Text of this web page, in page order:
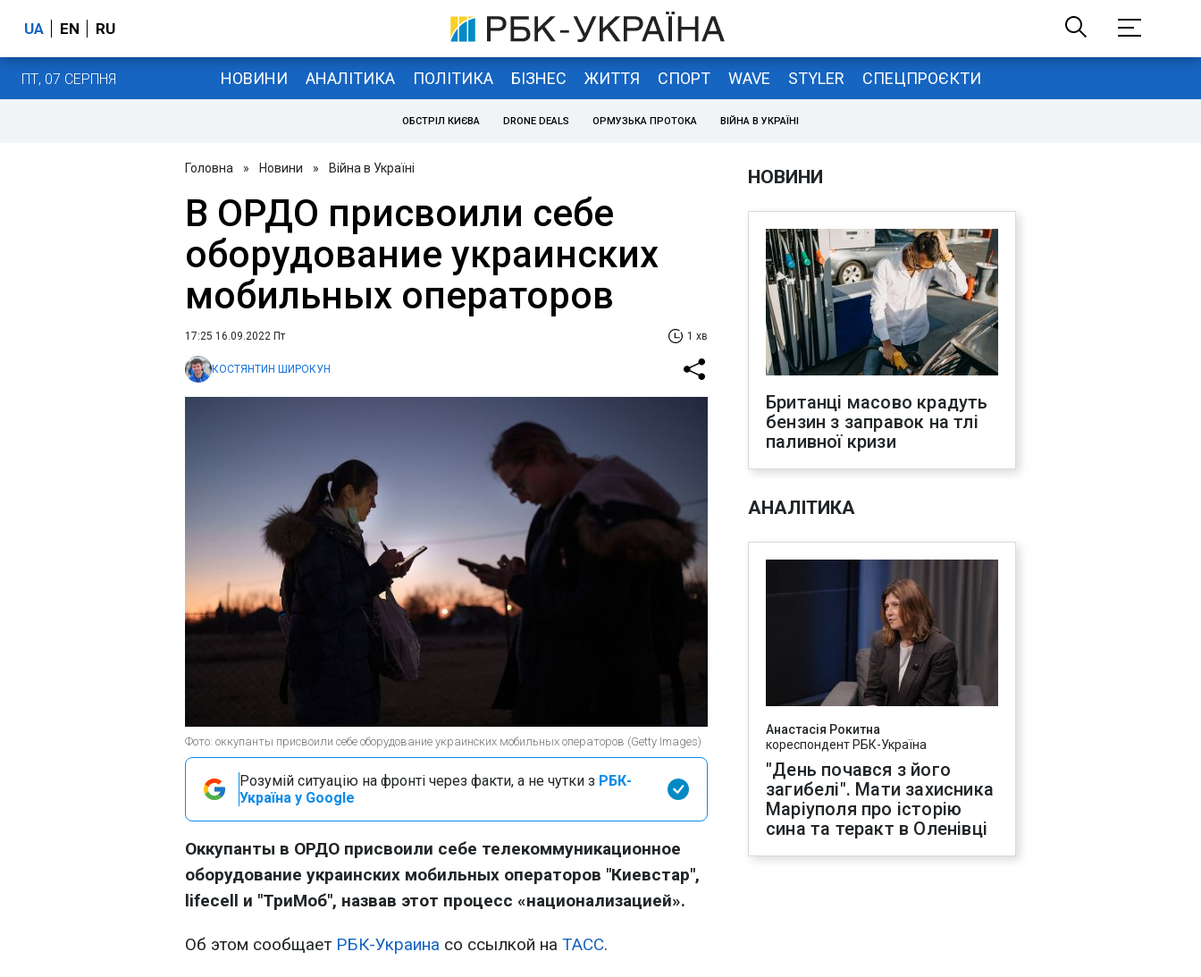
UA EN RU
ПТ, 07 СЕРПНЯ НОВИНИ АНАЛІТИКА ПОЛІТИКА БІЗНЕС ЖИТТЯ СПОРТ WAVE STYLER СПЕЦПРОЄКТИ
ОБСТРІЛ КИЄВА DRONE DEALS ОРМУЗЬКА ПРОТОКА ВІЙНА В УКРАЇНІ
Головна » Новини » Війна в Україні
В ОРДО присвоили себе
оборудование украинских
мобильных операторов
17:25 16.09.2022 Пт 1 хв
КОСТЯНТИН ШИРОКУН
Фото: оккупанты присвоили себе оборудование украинских мобильных операторов (Getty Images)
Розумій ситуацію на фронті через факти, а не чутки з РБК-
Україна у Google
Оккупанты в ОРДО присвоили себе телекоммуникационное
оборудование украинских мобильных операторов "Киевстар",
lifecell и "ТриМоб", назвав этот процесс «национализацией».
Об этом сообщает РБК-Украина со ссылкой на ТАСС.
НОВИНИ
Британці масово крадуть
бензин з заправок на тлі
паливної кризи
АНАЛІТИКА
Анастасія Рокитна
кореспондент РБК-Україна
"День почався з його
загибелі". Мати захисника
Маріуполя про історію
сина та теракт в Оленівці